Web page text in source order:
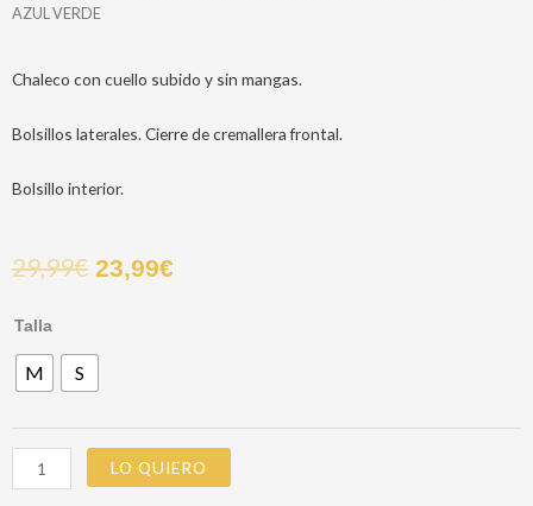
AZUL VERDE
Chaleco con cuello subido y sin mangas.
Bolsillos laterales. Cierre de cremallera frontal.
Bolsillo interior.
29,99€ 23,99€
Talla
M S
CHALECO
AZUL
cantidad
LO QUIERO